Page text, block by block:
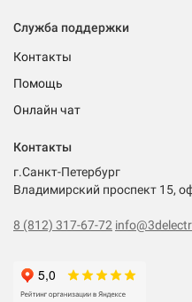
Служба поддержки
Контакты
Помощь
Онлайн чат
Контакты
г.Санкт-Петербург
Владимирский проспект 15,
8 (812) 317-67-72